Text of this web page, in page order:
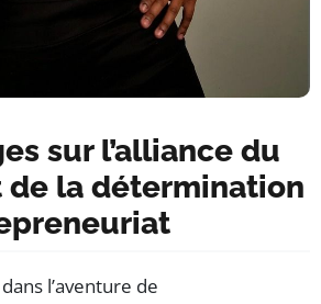
sur l’alliance du
de la détermination
l’aventure de